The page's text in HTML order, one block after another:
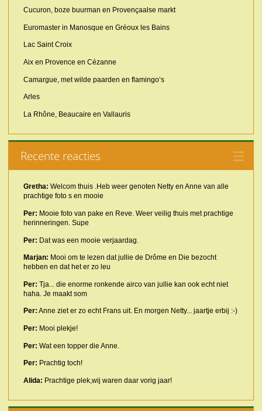
Cucuron, boze buurman en Provençaalse markt
Euromaster in Manosque en Gréoux les Bains
Lac Saint Croix
Aix en Provence en Cézanne
Camargue, met wilde paarden en flamingo’s
Arles
La Rhône, Beaucaire en Vallauris
Recente reacties
Gretha: Welcom thuis .Heb weer genoten Netty en Anne van alle
prachtige foto s en mooie
Per: Mooie foto van pake en Reve. Weer veilig thuis met prachtige
herinneringen. Supe
Per: Dat was een mooie verjaardag.
Marjan: Mooi om te lezen dat jullie de Drôme en Die bezocht
hebben en dat het er zo leu
Per: Tja... die enorme ronkende airco van jullie kan ook echt niet
haha. Je maakt som
Per: Anne ziet er zo echt Frans uit. En morgen Netty... jaartje erbij :-)
Per: Mooi plekje!
Per: Wat een topper die Anne.
Per: Prachtig toch!
Alida: Prachtige plek,wij waren daar vorig jaar!